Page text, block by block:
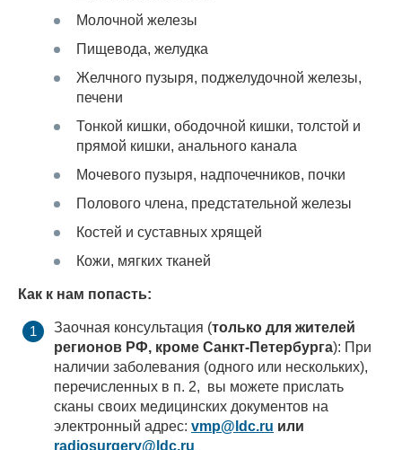
Молочной железы
Пищевода, желудка
Желчного пузыря, поджелудочной железы,
печени
Тонкой кишки, ободочной кишки, толстой и
прямой кишки, анального канала
Мочевого пузыря, надпочечников, почки
Полового члена, предстательной железы
Костей и суставных хрящей
Кожи, мягких тканей
Как к нам попасть:
Заочная консультация (только для жителей
регионов РФ, кроме Санкт-Петербурга): При
наличии заболевания (одного или нескольких),
перечисленных в п. 2, вы можете прислать
сканы своих медицинских документов на
электронный адрес: vmp@ldc.ru или
radiosurgery@ldc.ru